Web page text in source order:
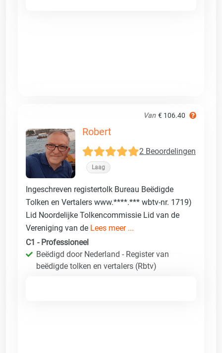
Van € 106.40
Robert
2 Beoordelingen
Laag
Ingeschreven registertolk Bureau Beëdigde
Tolken en Vertalers www.****.*** wbtv-nr. 1719)
Lid Noordelijke Tolkencommissie Lid van de
Vereniging van de Lees meer ...
C1 - Professioneel
Beëdigd door Nederland - Register van
beëdigde tolken en vertalers (Rbtv)